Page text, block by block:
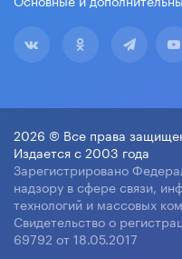
2026 © Все права
Издается с 2003 года
Зарегистрировано
надзору в сфере связи,
технологий и массовых
Свидетельство о
69792 от 18.05.2017